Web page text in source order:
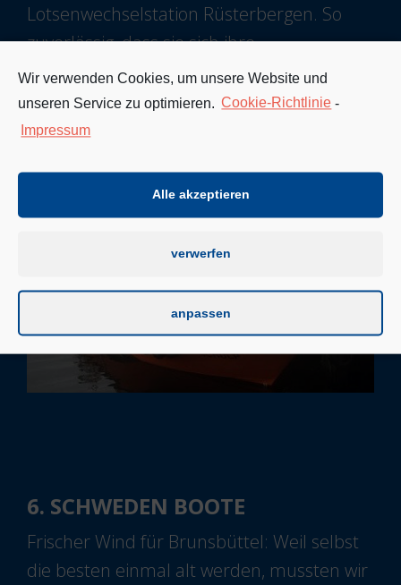
Wir verwenden Cookies, um unsere Website und
unseren Service zu optimieren. Cookie-Richtlinie -
Impressum
Alle akzeptieren
verwerfen
anpassen
Lotsenwechselstation Rüsterbergen. So
zuverlässig, dass sie sich ihre
Generalüberholung 2014/2015 redlich
verdient haben. Seitdem laufen die
“Kanaltaxis“ wie neugeboren.
6. SCHWEDEN BOOTE
Frischer Wind für Brunsbüttel: Weil selbst
die besten einmal alt werden, mussten wir